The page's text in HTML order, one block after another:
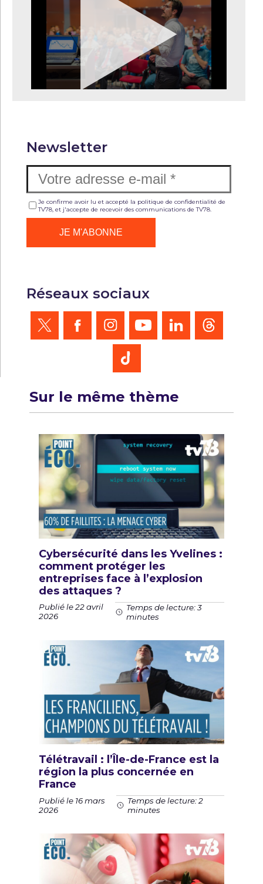
Newsletter
Je confirme avoir lu et accepté la politique de confidentialité de
TV78, et j'accepte de recevoir des communications de TV78.
Réseaux sociaux
Sur le même thème
Cybersécurité dans les Yvelines :
comment protéger les
entreprises face à l’explosion
des attaques ?
Publié le 22 avril
2026
Temps de lecture: 3
minutes
Télétravail : l’Île-de-France est la
région la plus concernée en
France
Publié le 16 mars
2026
Temps de lecture: 2
minutes